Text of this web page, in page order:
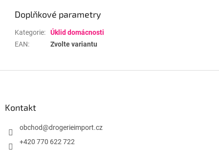
Doplňkové parametry
Kategorie:
Úklid domácnosti
EAN: Zvolte variantu
Kontakt
obchod@drogerieimport.cz
+420 770 622 722